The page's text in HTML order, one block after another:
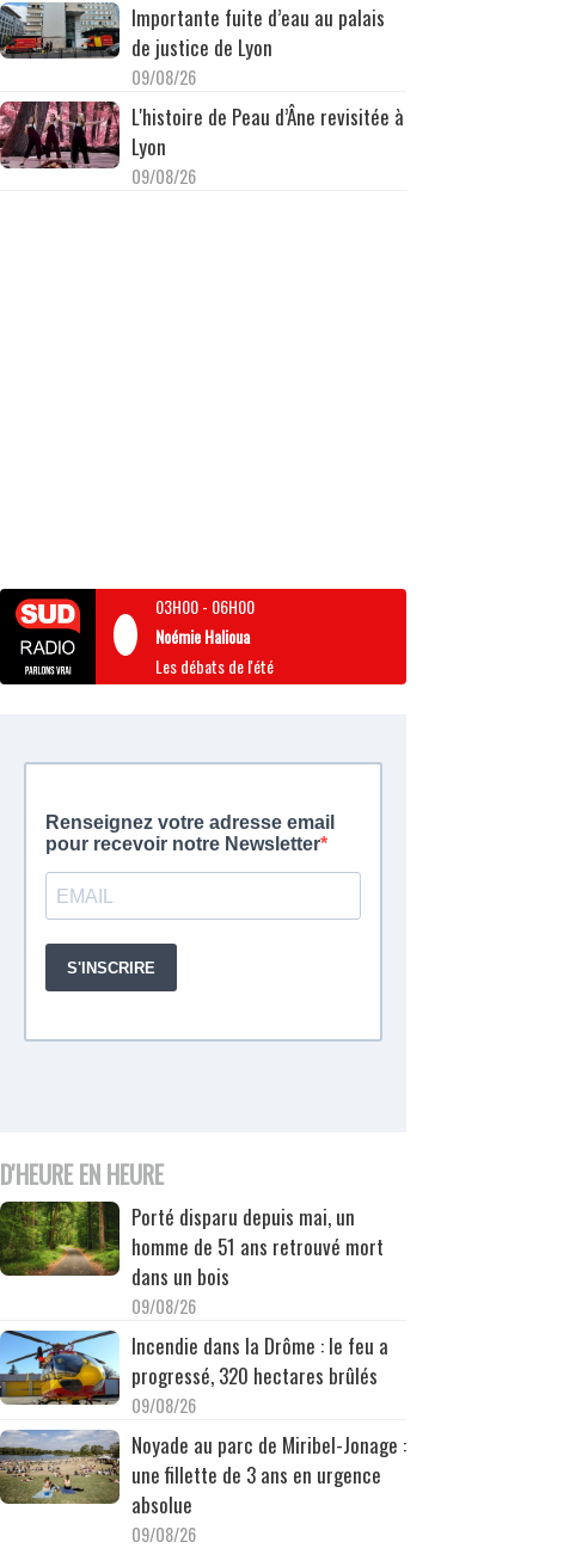
Importante fuite d’eau au palais
de justice de Lyon
09/08/26
L'histoire de Peau d’Âne revisitée à
Lyon
09/08/26
03H00- 06H00
Noémie Halioua
Les débats de l'été
D'HEURE EN HEURE
Porté disparu depuis mai, un
homme de 51 ans retrouvé mort
dans un bois
09/08/26
Incendie dans la Drôme : le feu a
progressé, 320 hectares brûlés
09/08/26
Noyade au parc de Miribel-Jonage :
une fillette de 3 ans en urgence
absolue
09/08/26